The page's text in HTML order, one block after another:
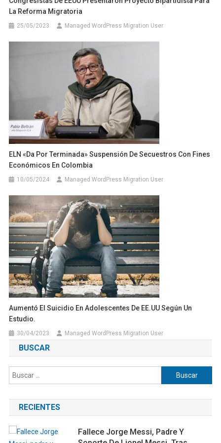
La Reforma Migratoria
25/05/2023 Managed WordPress Migration User
ELN «da Por Terminada» Suspensión De Secuestros Con Fines
Económicos En Colombia
10/05/2024 Managed WordPress Migration User
Aumentó El Suicidio En Adolescentes De EE.UU Según Un
Estudio.
30/04/2023 Managed WordPress Migration User
BUSCAR
Buscar:
RECIENTES
Fallece Jorge Messi, Padre Y